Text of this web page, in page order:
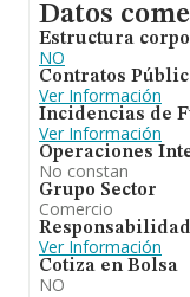
Datos
Estructura
NO
Contratos
Ver Información
Incidencias de
Ver Información
Operaciones
No constan
Grupo Sector
Comercio
Ver Información
Cotiza en Bolsa
NO